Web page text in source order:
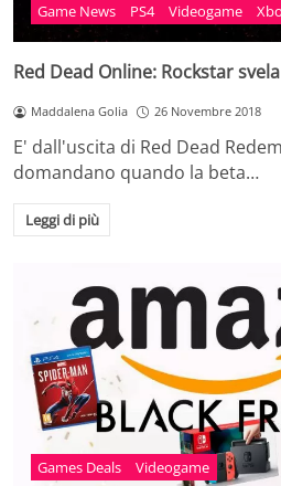
Game News PS4 Videogame
Red Dead Online: Rockstar
Maddalena Golia 26 Novembre 2018
E' dall'uscita di Red Dead
domandano quando la beta…
Leggi di più
Games Deals Videogame